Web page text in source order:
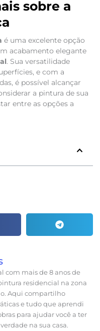
sobre a
é uma excelente opção
acabamento elegante
. Sua versatilidade
e com a
é possível alcançar
a pintura de sua
entre as opções a
com mais de 8 anos de
residencial na zona
Aqui compartilho
e tudo que aprendi
para ajudar você a ter
na sua casa.